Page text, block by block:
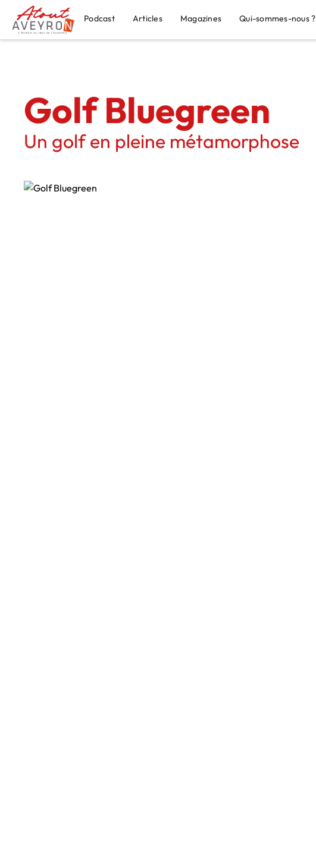
Podcast Articles Magazines Qui-sommes-nous ?
Golf Bluegreen
Un golf en pleine métamorphose